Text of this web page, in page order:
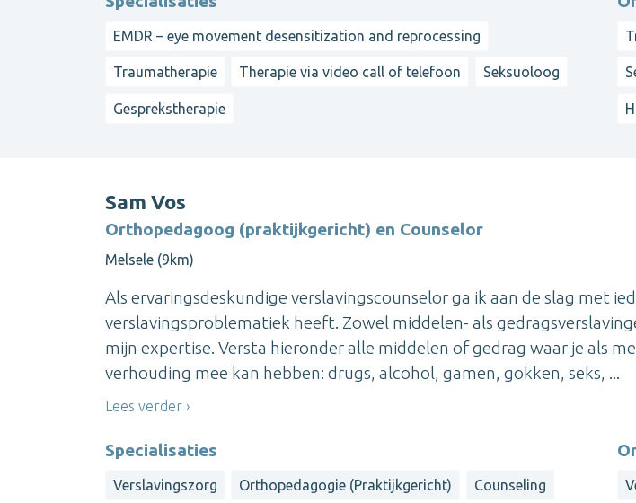
EMDR – eye movement desensitization and reprocessing
Traumatherapie Therapie via video call of telefoon Seksuoloog
Gesprekstherapie
Sam Vos
Orthopedagoog (praktijkgericht) en Counselor
Melsele (9km)
Als ervaringsdeskundige verslavingscounselor ga ik aan de slag met
verslavingsproblematiek heeft. Zowel middelen- als
mijn expertise. Versta hieronder alle middelen of gedrag waar je als
verhouding mee kan hebben: drugs, alcohol, gamen, gokken, seks, ...
Lees verder
Specialisaties
Verslavingszorg Orthopedagogie (Praktijkgericht) Counseling